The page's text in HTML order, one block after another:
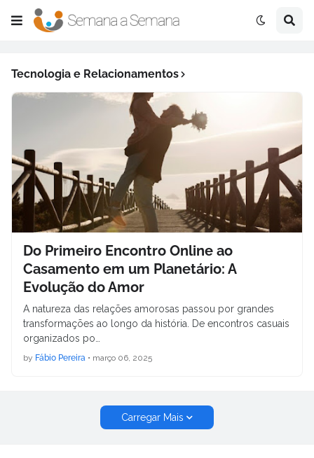
Tecnologia e Relacionamentos
Do Primeiro Encontro Online ao
Casamento em um Planetário: A
Evolução do Amor
A natureza das relações amorosas passou por grandes
transformações ao longo da história. De encontros casuais
organizados po…
by Fábio Pereira • março 06, 2025
Carregar Mais